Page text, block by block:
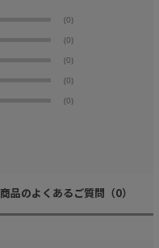
(0)
(0)
(0)
(0)
(0)
商品のよくあるご質問 （0）